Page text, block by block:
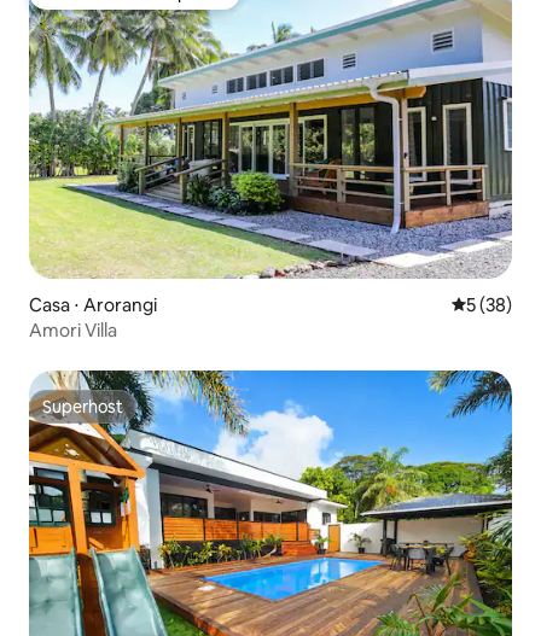
Casa ⋅ Arorangi 5 de uma
5 (38)
Amori Villa
Superhost
Superhost